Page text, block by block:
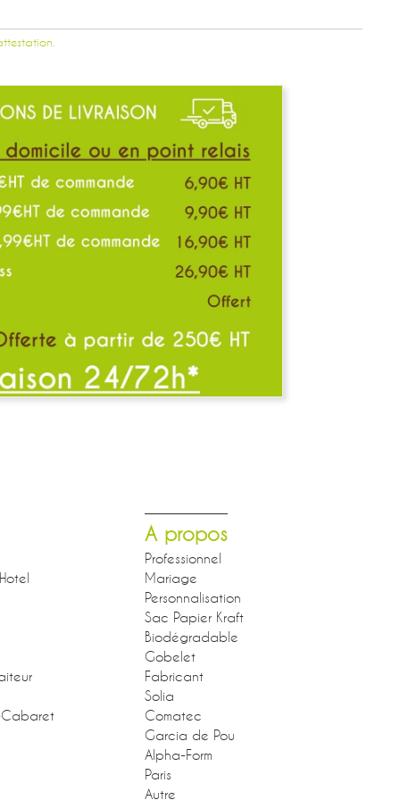
Cabaret
A propos
Professionnel
Mariage
Personnalisation
Sac Papier Kraft
Biodégradable
Gobelet
Fabricant
Solia
Comatec
Garcia de Pou
Alpha-Form
Paris
Autre